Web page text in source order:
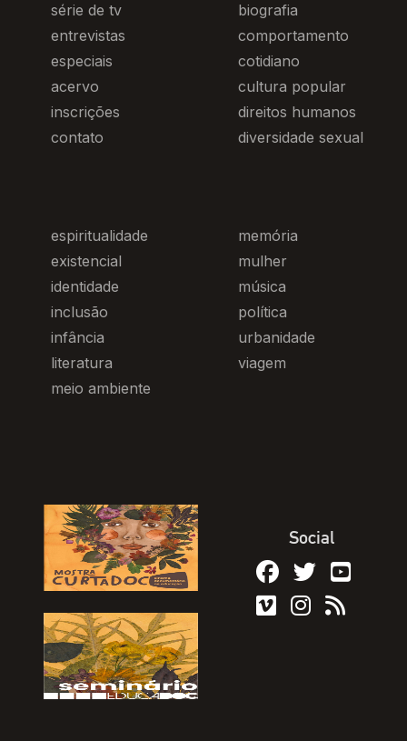
série de tv
entrevistas
especiais
acervo
inscrições
contato
biografia
comportamento
cotidiano
cultura popular
direitos humanos
diversidade sexual
espiritualidade
existencial
identidade
inclusão
infância
literatura
meio ambiente
memória
mulher
música
política
urbanidade
viagem
Social